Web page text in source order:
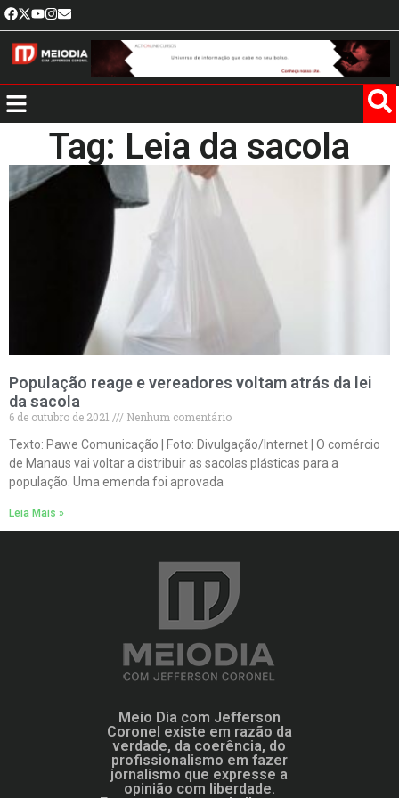
Tag: Leia da sacola
População reage e vereadores voltam atrás da lei
da sacola
6 de outubro de 2021
Nenhum comentário
Texto: Pawe Comunicação | Foto: Divulgação/Internet | O comércio
de Manaus vai voltar a distribuir as sacolas plásticas para a
população. Uma emenda foi aprovada
Leia Mais »
Meio Dia com Jefferson
Coronel existe em razão da
verdade, da coerência, do
profissionalismo em fazer
jornalismo que expresse a
opinião com liberdade.